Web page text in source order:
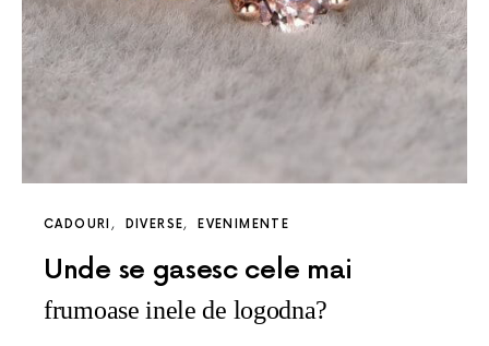
CADOURI DIVERSE EVENIMENTE
Unde se gasesc cele mai
frumoase inele de logodna?